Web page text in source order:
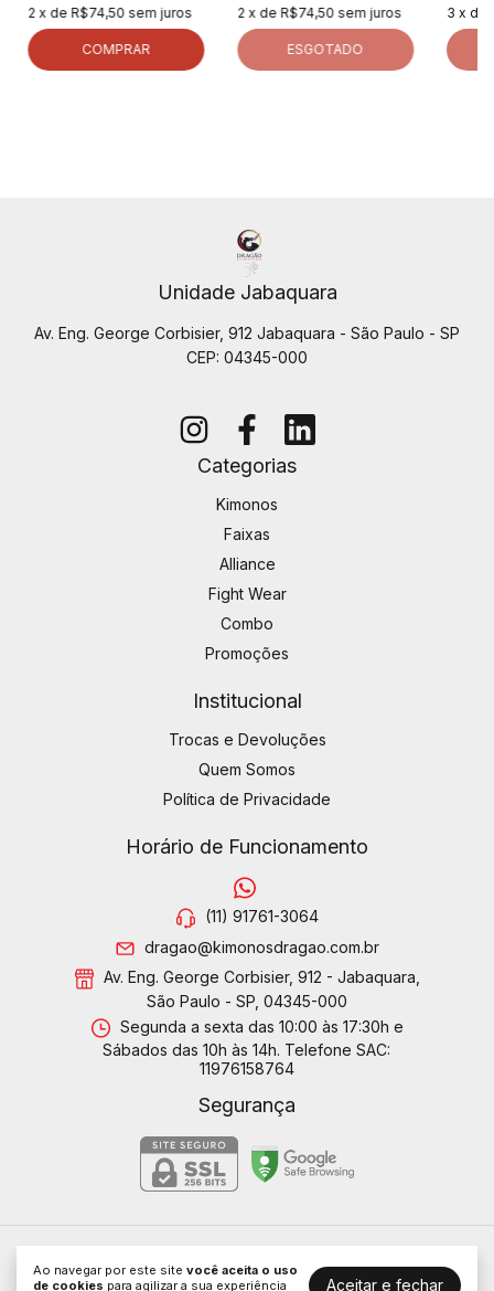
Ao navegar por este site você aceita o uso
de cookies para agilizar a sua experiência Aceitar e fechar
2 x de R$74,50 sem juros
COMPRAR
2 x de R$74,50 sem juros
ESGOTADO
3 x de
Unidade Jabaquara
Av. Eng. George Corbisier, 912 Jabaquara - São Paulo - SP
CEP: 04345-000
Categorias
Kimonos
Faixas
Alliance
Fight Wear
Combo
Promoções
Institucional
Trocas e Devoluções
Quem Somos
Política de Privacidade
Horário de Funcionamento
(11) 91761-3064
dragao@kimonosdragao.com.br
Av. Eng. George Corbisier, 912 - Jabaquara,
São Paulo - SP, 04345-000
Segunda a sexta das 10:00 às 17:30h e
Sábados das 10h às 14h. Telefone SAC:
11976158764
Segurança
Kimonos Dragão LTDA
©2026. Dragão Kimonos - 01314088000189. Todos os direitos